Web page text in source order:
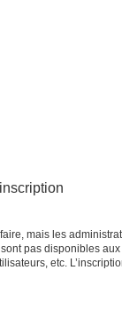
mais les
pas disponibles
etc.